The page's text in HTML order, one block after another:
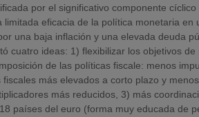
por el significativo componente
limitada eficacia de la política monetaria en
una baja inflación y una elevada deuda
cuatro ideas: 1) flexibilizar los objetivos
de las políticas fiscale: menos
fiscales más elevados a corto plazo y
más reducidos, 3) más
países del euro (forma muy educada de